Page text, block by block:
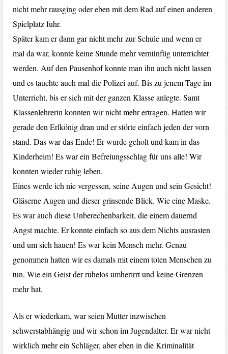
nicht mehr rausging oder eben mit dem Rad auf einen anderen
Spielplatz fuhr.
Später kam er dann gar nicht mehr zur Schule und wenn er
mal da war, konnte keine Stunde mehr vernünftig unterrichtet
werden. Auf den Pausenhof konnte man ihn auch nicht lassen
und es tauchte auch mal die Polizei auf. Bis zu jenem Tage im
Unterricht, bis er sich mit der ganzen Klasse anlegte. Samt
Klassenlehrerin konnten wir nicht mehr ertragen. Hatten wir
gerade den Erlkönig dran und er störte einfach jeden der vorn
stand. Das war das Ende! Er wurde geholt und kam in das
Kinderheim! Es war ein Befreiungsschlag für uns alle! Wir
konnten wieder ruhig leben.
Eines werde ich nie vergessen, seine Augen und sein Gesicht!
Gläserne Augen und dieser grinsende Blick. Wie eine Maske.
Es war auch diese Unberechenbarkeit, die einem dauernd
Angst machte. Er konnte einfach so aus dem Nichts ausrasten
und um sich hauen! Es war kein Mensch mehr. Genau
genommen hatten wir es damals mit einem toten Menschen zu
tun. Wie ein Geist der ruhelos umherirrt und keine Grenzen
mehr hat.
Als er wiederkam, war seien Mutter inzwischen
schwerstabhängig und wir schon im Jugendalter. Er war nicht
wirklich mehr ein Schläger, aber eben in die Kriminalität